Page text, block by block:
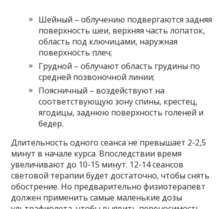
Шейный – облучению подвергаются задняя
поверхность шеи, верхняя часть лопаток,
область под ключицами, наружная
поверхность плеч;
Грудной – облучают область грудины по
средней позвоночной линии;
Поясничный – воздействуют на
соответствующую зону спины, крестец,
ягодицы, заднюю поверхность голеней и
бедер.
Длительность одного сеанса не превышает 2-2,5
минут в начале курса. Впоследствии время
увеличивают до 10-15 минут. 12-14 сеансов
световой терапии будет достаточно, чтобы снять
обострение. Но предварительно физиотерапевт
должен применить самые маленькие дозы